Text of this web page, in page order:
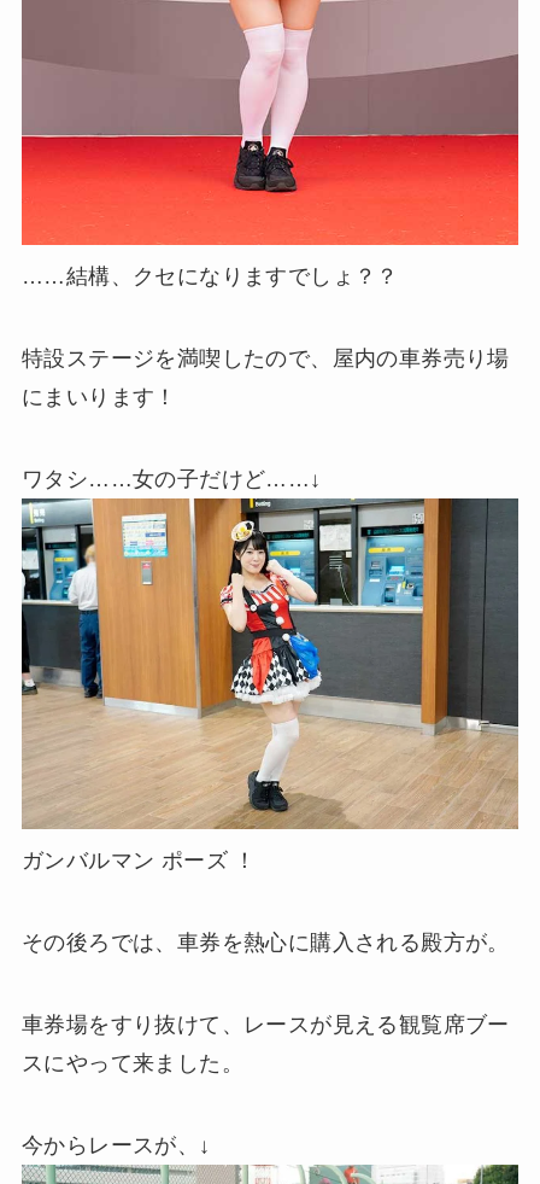
……結構、クセになりますでしょ？？
特設ステージを満喫したので、屋内の車券売り場
にまいります！
ワタシ……女の子だけど……↓
ガンバルマン ポーズ ！
その後ろでは、車券を熱心に購入される殿方が。
車券場をすり抜けて、レースが見える観覧席ブー
スにやって来ました。
今からレースが、↓